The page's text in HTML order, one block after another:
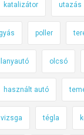
katalizátor utazás
poller
olcsó
használt autó
tégla